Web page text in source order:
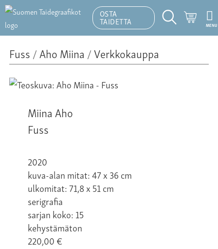
OSTA
TAIDETTA
Hakutoiminto
MENU
Fuss/Aho Miina /Verkkokauppa
Miina Aho
Fuss
2020
kuva-alan mitat: 47 x 36 cm
ulkomitat: 71,8 x 51 cm
serigrafia
sarjan koko: 15
kehystämäton
220,00€